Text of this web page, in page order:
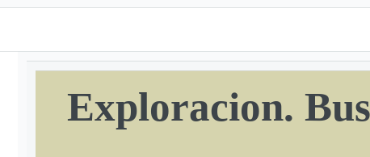
Exploracion.